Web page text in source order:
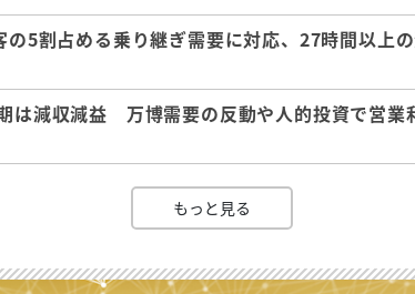
5割占める乗り継ぎ需要に対応、27時間以上
は減収減益 万博需要の反動や人的投資で営業
もっと見る